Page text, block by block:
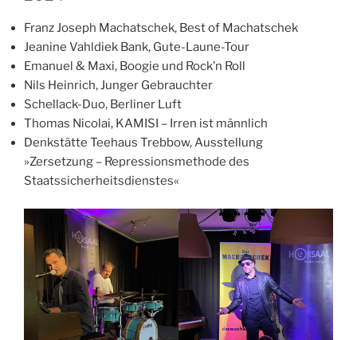
Franz Joseph Machatschek, Best of Machatschek
Jeanine Vahldiek Bank, Gute-Laune-Tour
Emanuel & Maxi, Boogie und Rock’n Roll
Nils Heinrich, Junger Gebrauchter
Schellack-Duo, Berliner Luft
Thomas Nicolai, KAMISI – Irren ist männlich
Denkstätte Teehaus Trebbow, Ausstellung
»Zersetzung – Repressionsmethode des
Staatssicherheitsdienstes«